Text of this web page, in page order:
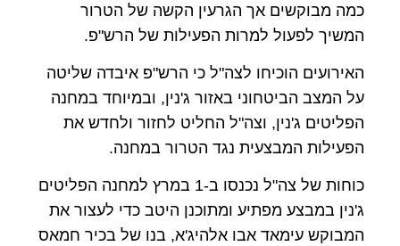
כמה מבוקשים אך הגרעין הקשה של הטרור
המשיך לפעול למרות הפעילות של הרש"פ.
האירועים הוכיחו לצה"ל כי הרש"פ איבדה שליטה
על המצב הביטחוני באזור ג'נין, ובמיוחד במחנה
הפליטים ג'נין, וצה"ל החליט לחזור ולחדש את
הפעילות המבצעית נגד הטרור במחנה.
כוחות של צה"ל נכנסו ב-1 במרץ למחנה הפליטים
ג'נין במבצע מפתיע ומתוכנן היטב כדי לעצור את
המבוקש עימאד אבו אלהיג'א, בנו של בכיר חמאס